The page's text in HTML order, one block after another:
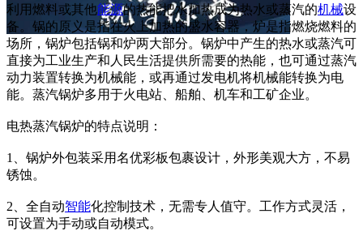
利用燃料或其他能源的热能把水加热成为热水或蒸汽的机械设
备。锅的原义是指在火上加热的盛水容器，炉是指燃烧燃料的
场所，锅炉包括锅和炉两大部分。锅炉中产生的热水或蒸汽可
直接为工业生产和人民生活提供所需要的热能，也可通过蒸汽
动力装置转换为机械能，或再通过发电机将机械能转换为电
能。蒸汽锅炉多用于火电站、船舶、机车和工矿企业。
电热蒸汽锅炉的特点说明：
1、锅炉外包装采用名优彩板包裹设计，外形美观大方，不易
锈蚀。
2、全自动智能化控制技术，无需专人值守。工作方式灵活，
可设置为手动或自动模式。